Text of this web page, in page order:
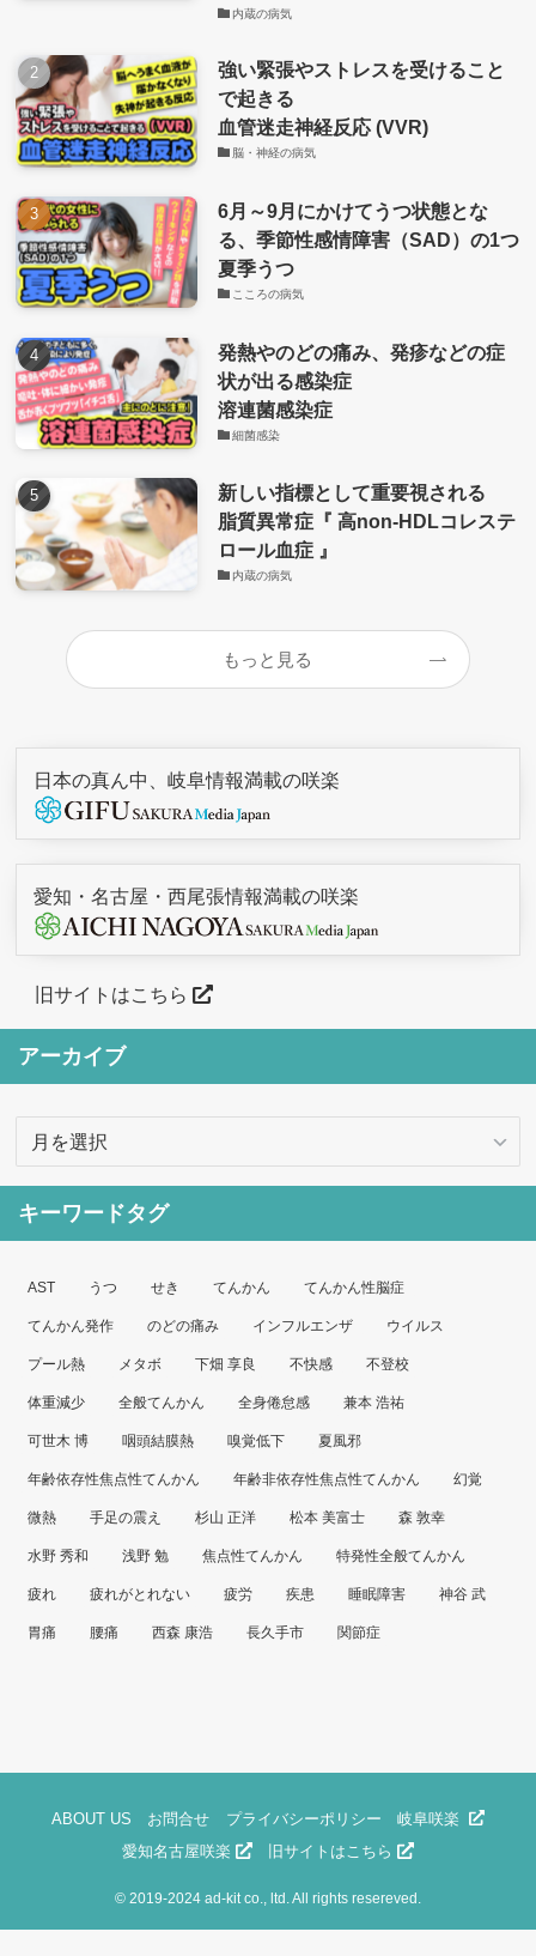
内蔵の病気
強い緊張やストレスを受けること
で起きる
血管迷走神経反応 (VVR)
脳・神経の病気
6月～9月にかけてうつ状態とな
る、季節性感情障害（SAD）の1つ
夏季うつ
こころの病気
発熱やのどの痛み、発疹などの症
状が出る感染症
溶連菌感染症
細菌感染
新しい指標として重要視される
脂質異常症『 高non-HDLコレステ
ロール血症 』
内蔵の病気
もっと見る
日本の真ん中、岐阜情報満載の咲楽
愛知・名古屋・西尾張情報満載の咲楽
旧サイトはこちら
アーカイブ
カ
イ
キーワードタグ
AST うつ せき てんかん てんかん性脳症
てんかん発作 のどの痛み インフルエンザ ウイルス
プール熱 メタボ 下畑 享良 不快感 不登校
体重減少 全般てんかん 全身倦怠感 兼本 浩祐
可世木 博 咽頭結膜熱 嗅覚低下 夏風邪
年齢依存性焦点性てんかん 年齢非依存性焦点性てんかん 幻覚
微熱 手足の震え 杉山 正洋 松本 美富士 森 敦幸
水野 秀和 浅野 勉 焦点性てんかん 特発性全般てんかん
疲れ 疲れがとれない 疲労 疾患 睡眠障害 神谷 武
胃痛 腰痛 西森 康浩 長久手市 関節症
ABOUT US お問合せ プライバシーポリシー
岐阜咲楽
愛知名古屋咲楽
旧サイトはこちら
© 2019-2024 ad-kit co., ltd. All rights resereved.